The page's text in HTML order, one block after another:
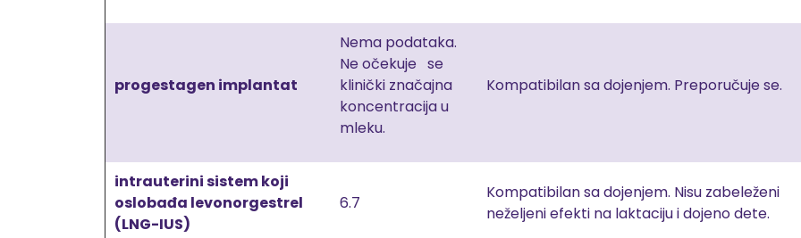
progestagen implantat
Nema podataka.
Ne očekuje se
klinički značajna
koncentracija u
mleku.
Kompatibilan sa dojenjem. Preporučuje se.
intrauterini sistem koji
oslobađa levonorgestrel
(LNG-IUS)
6.7
Kompatibilan sa dojenjem. Nisu zabeleženi
neželjeni efekti na laktaciju i dojeno dete.